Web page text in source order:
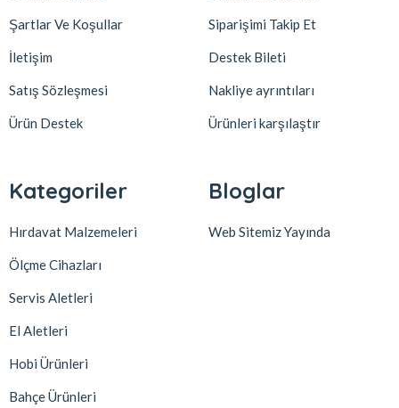
Şartlar Ve Koşullar
İletişim
Satış Sözleşmesi
Ürün Destek
Siparişimi Takip Et
Destek Bileti
Nakliye ayrıntıları
Ürünleri karşılaştır
Kategoriler
Hırdavat Malzemeleri
Ölçme Cihazları
Servis Aletleri
El Aletleri
Hobi Ürünleri
Bahçe Ürünleri
Bloglar
Web Sitemiz Yayında